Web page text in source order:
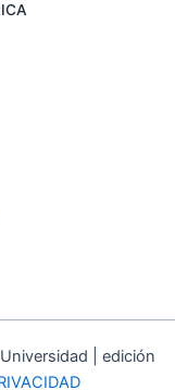
| edición